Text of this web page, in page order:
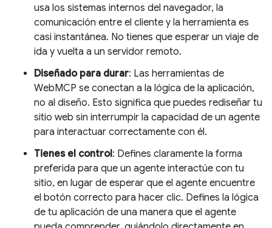
usa los sistemas internos del navegador, la
comunicación entre el cliente y la herramienta es
casi instantánea. No tienes que esperar un viaje de
ida y vuelta a un servidor remoto.
Diseñado para durar: Las herramientas de
WebMCP se conectan a la lógica de la aplicación,
no al diseño. Esto significa que puedes rediseñar tu
sitio web sin interrumpir la capacidad de un agente
para interactuar correctamente con él.
Tienes el control: Defines claramente la forma
preferida para que un agente interactúe con tu
sitio, en lugar de esperar que el agente encuentre
el botón correcto para hacer clic. Defines la lógica
de tu aplicación de una manera que el agente